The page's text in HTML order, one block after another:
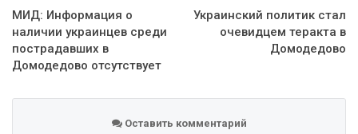
МИД: Информация о
наличии украинцев среди
пострадавших в
Домодедово отсутствует
Украинский политик стал
очевидцем теракта в
Домодедово
Оставить комментарий